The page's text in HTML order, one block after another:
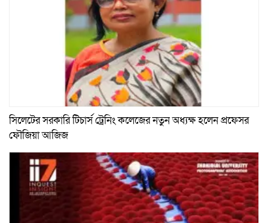
সিলেটের সরকারি টিচার্স ট্রেনিং কলেজের নতুন অধ্যক্ষ হলেন প্রফেসর
ফৌজিয়া আজিজ